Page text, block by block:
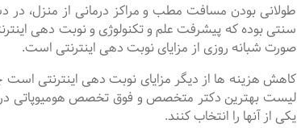
طولانی بودن مسافت مطب و مراکز درمانی از منزل،
صورت شبانه روزی از مزایای نوبت دهی اینترنتی است.
کاهش هزینه ها از دیگر مزایای نوبت دهی اینترنتی است
لیست بهترین دکتر متخصص و فوق تخصص هومیوپاتی در
یکی از آنها را انتخاب کنند.